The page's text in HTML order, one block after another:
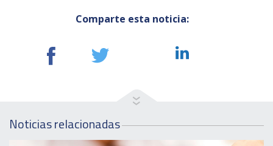
Comparte esta noticia:
Noticias relacionadas